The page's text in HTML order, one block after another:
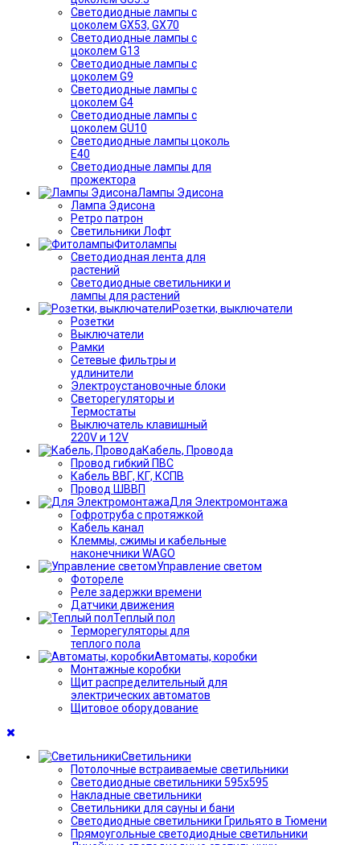
Светодиодные лампы с
цоколем GX53, GX70
Светодиодные лампы с
цоколем G13
Светодиодные лампы с
цоколем G9
Светодиодные лампы с
цоколем G4
Светодиодные лампы с
цоколем GU10
Светодиодные лампы цоколь
Е40
Светодиодные лампы для
прожектора
Лампы Эдисона
Лампа Эдисона
Ретро патрон
Светильники Лофт
Фитолампы
Светодиодная лента для
растений
Светодиодные светильники и
лампы для растений
Розетки, выключатели
Розетки
Выключатели
Рамки
Сетевые фильтры и
удлинители
Электроустановочные блоки
Светорегуляторы и
Термостаты
Выключатель клавишный
220V и 12V
Кабель, Провода
Провод гибкий ПВС
Кабель ВВГ, КГ, КСПВ
Провод ШВВП
Для Электромонтажа
Гофротруба с протяжкой
Кабель канал
Клеммы, сжимы и кабельные
наконечники WAGO
Управление светом
Фотореле
Реле задержки времени
Датчики движения
Теплый пол
Терморегуляторы для
теплого пола
Автоматы, коробки
Монтажные коробки
Щит распределительный для
электрических автоматов
Щитовое оборудование
Светильники
Потолочные встраиваемые светильники
Светодиодные светильники 595х595
Накладные светильники
Светильники для сауны и бани
Светодиодные светильники Грильято в Тюмени
Прямоугольные светодиодные светильники